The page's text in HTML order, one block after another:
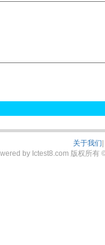
关于我们
by Ictest8.com 版权所